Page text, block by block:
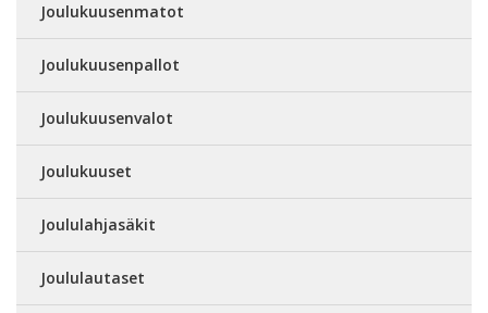
Joulukuusenmatot
Joulukuusenpallot
Joulukuusenvalot
Joulukuuset
Joululahjasäkit
Joululautaset